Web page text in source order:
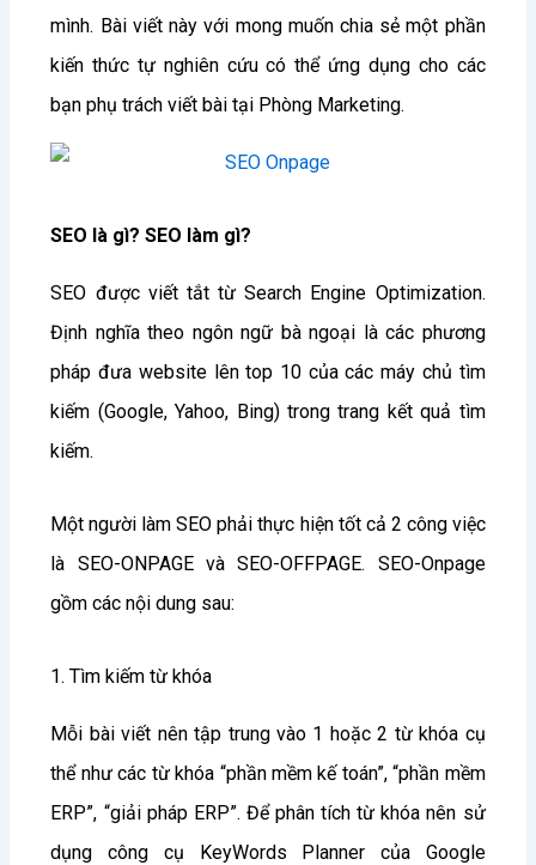
mình. Bài viết này với mong muốn chia sẻ một phần
kiến thức tự nghiên cứu có thể ứng dụng cho các
bạn phụ trách viết bài tại Phòng Marketing.
SEO là gì? SEO làm gì?
SEO được viết tắt từ Search Engine Optimization.
Định nghĩa theo ngôn ngữ bà ngoại là các phương
pháp đưa website lên top 10 của các máy chủ tìm
kiếm (Google, Yahoo, Bing) trong trang kết quả tìm
kiếm.
Một người làm SEO phải thực hiện tốt cả 2 công việc
là SEO-ONPAGE và SEO-OFFPAGE. SEO-Onpage
gồm các nội dung sau:
1. Tìm kiếm từ khóa
Mỗi bài viết nên tập trung vào 1 hoặc 2 từ khóa cụ
thể như các từ khóa “phần mềm kế toán”, “phần mềm
ERP”, “giải pháp ERP”. Để phân tích từ khóa nên sử
dụng công cụ KeyWords Planner của Google